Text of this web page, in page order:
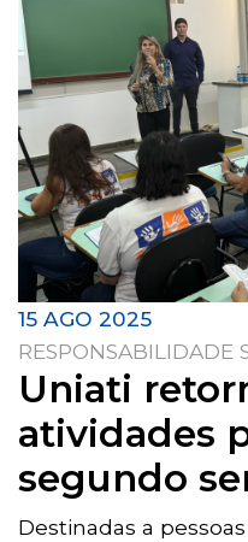
15 AGO 2025
RESPONSABILIDADE
Uniati
atividades
segundo
Destinadas a